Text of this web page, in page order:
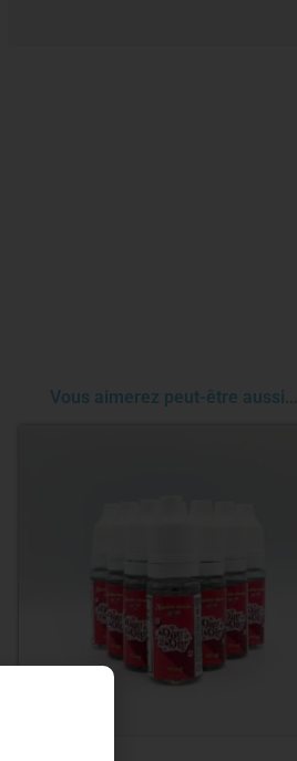
Vous aimerez peut-être aussi…